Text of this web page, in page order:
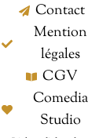
Contact
Mention
légales
CGV
Comedia
Studio